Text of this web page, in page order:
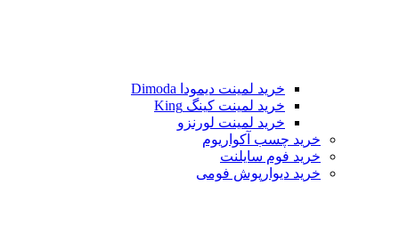
خرید لمینت دیمودا Dimoda
خرید لمینت کینگ King
خرید لمینت لورنزو
خرید چسب آکواریوم
خرید فوم سایلنت
خرید دیوارپوش فومی